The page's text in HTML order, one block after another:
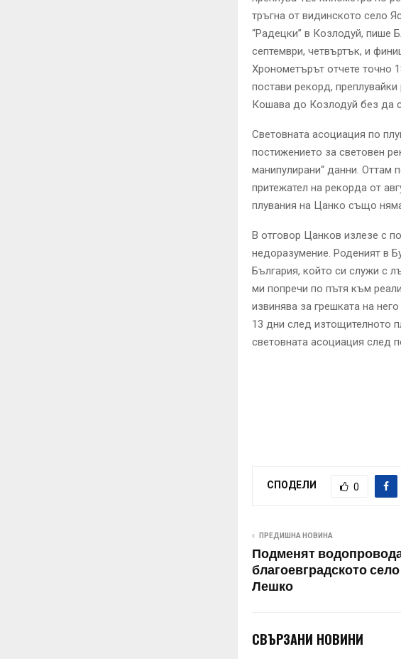
тръгна от видинското село
“Радецки” в Козлодуй, пише
септември, четвъртък, и
Хронометърът отчете точно
постави рекорд,
Кошава до Козлодуй без да
Световната асоциация по
постижението за световен
манипулирани“ данни. Оттам
притежател на рекорда от
плувания на Цанко също
В отговор Цанков излезе с
недоразумение. Роденият в
България, който си служи с
ми попречи по пътя към
извинява за грешката на
13 дни след изтощителното
световната асоциация след
СПОДЕЛИ 0
ПРЕДИШНА НОВИНА
Подменят
благоевградското
Лешко
СВЪРЗАНИ НОВИНИ